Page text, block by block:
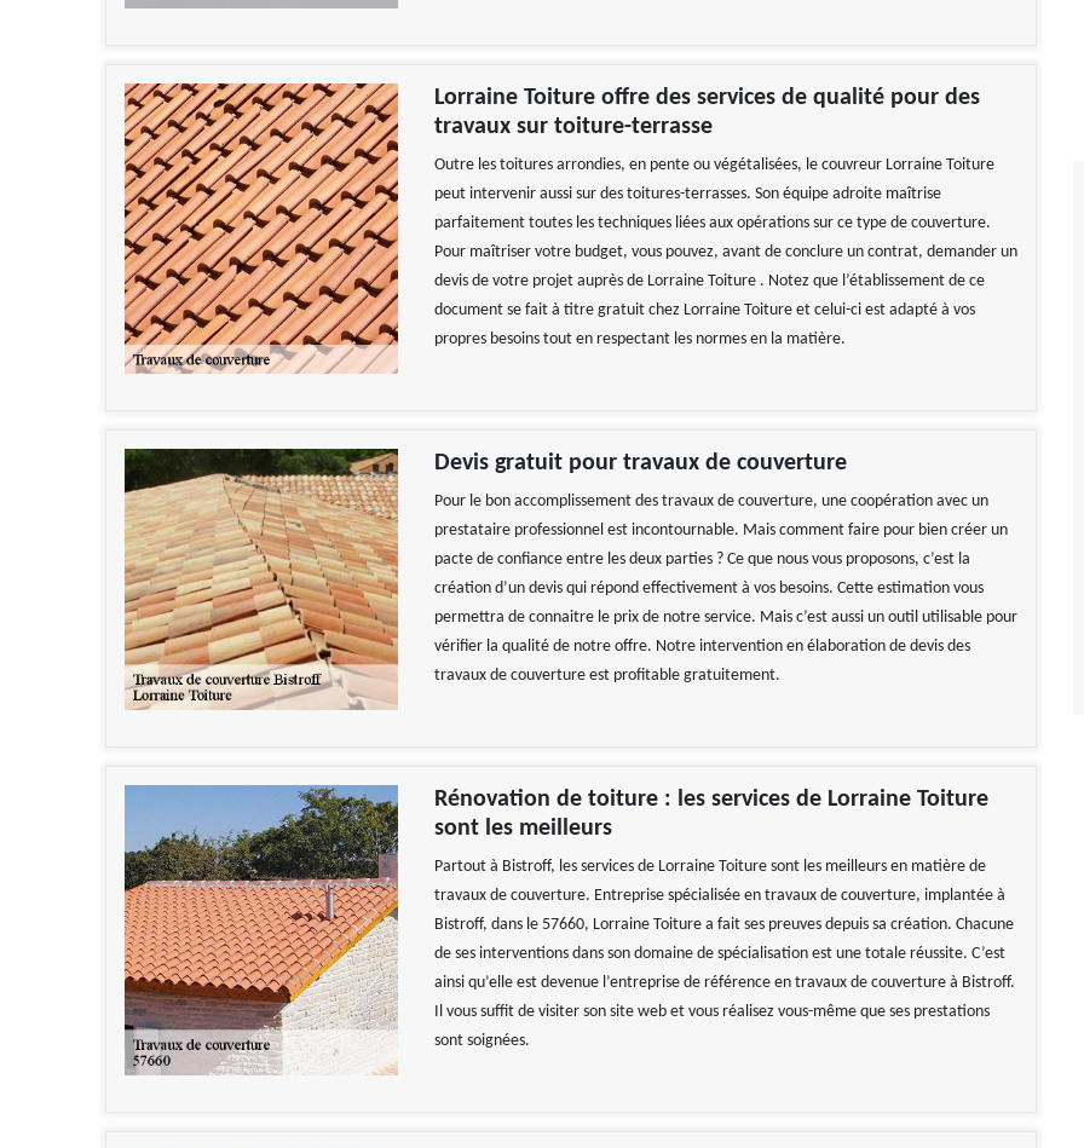
Lorraine Toiture offre des services de qualité pour des
travaux sur toiture-terrasse
Outre les toitures arrondies, en pente ou végétalisées, le couvreur Lorraine Toiture
peut intervenir aussi sur des toitures-terrasses. Son équipe adroite maîtrise
parfaitement toutes les techniques liées aux opérations sur ce type de couverture.
Pour maîtriser votre budget, vous pouvez, avant de conclure un contrat, demander un
devis de votre projet auprès de Lorraine Toiture . Notez que l’établissement de ce
document se fait à titre gratuit chez Lorraine Toiture et celui-ci est adapté à vos
propres besoins tout en respectant les normes en la matière.
Devis gratuit pour travaux de couverture
Pour le bon accomplissement des travaux de couverture, une coopération avec un
prestataire professionnel est incontournable. Mais comment faire pour bien créer un
pacte de confiance entre les deux parties ? Ce que nous vous proposons, c’est la
création d’un devis qui répond effectivement à vos besoins. Cette estimation vous
permettra de connaitre le prix de notre service. Mais c’est aussi un outil utilisable pour
vérifier la qualité de notre offre. Notre intervention en élaboration de devis des
travaux de couverture est profitable gratuitement.
Rénovation de toiture : les services de Lorraine Toiture
sont les meilleurs
Partout à Bistroff, les services de Lorraine Toiture sont les meilleurs en matière de
travaux de couverture. Entreprise spécialisée en travaux de couverture, implantée à
Bistroff, dans le 57660, Lorraine Toiture a fait ses preuves depuis sa création. Chacune
de ses interventions dans son domaine de spécialisation est une totale réussite. C’est
ainsi qu’elle est devenue l’entreprise de référence en travaux de couverture à Bistroff.
Il vous suffit de visiter son site web et vous réalisez vous-même que ses prestations
sont soignées.